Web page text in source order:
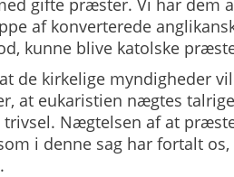
gifte præster. Vi har dem
af konverterede
kunne blive katolske
de kirkelige myndigheder
at eukaristien nægtes
trivsel. Nægtelsen af at
i denne sag har fortalt